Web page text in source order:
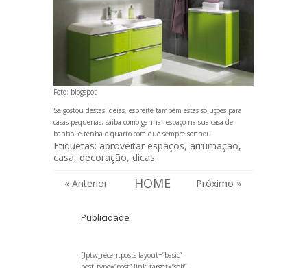
Foto: blogspot
Se gostou destas ideias, espreite também estas soluções para
casas pequenas; saiba comoganhar espaço na sua casa de
banhoe tenha o quarto com que sempre sonhou.
Etiquetas: aproveitar espaços, arrumação,
casa, decoração, dicas
« Anterior
HOME Próximo »
Publicidade
[lptw_recentposts layout=”basic”